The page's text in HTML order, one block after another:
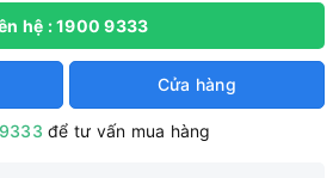
hệ : 1900 9333
Cửa hàng
để tư vấn mua hàng